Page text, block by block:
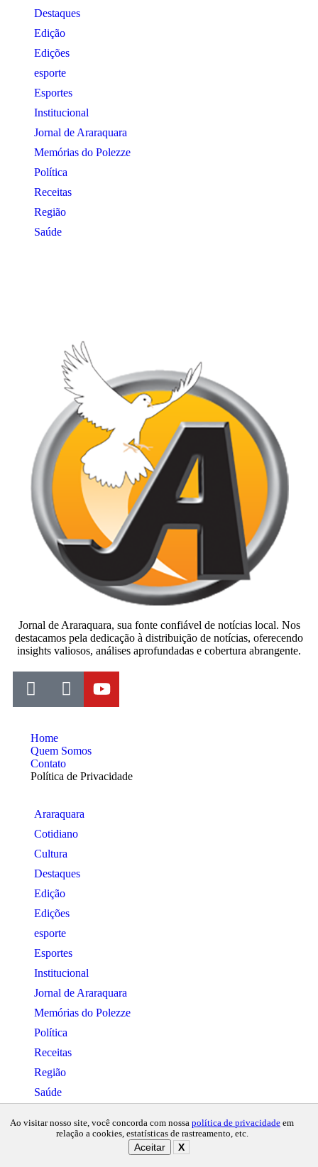
Destaques
Edição
Edições
esporte
Esportes
Institucional
Jornal de Araraquara
Memórias do Polezze
Política
Receitas
Região
Saúde
Jornal de Araraquara, sua fonte confiável de notícias local. Nos
destacamos pela dedicação à distribuição de notícias, oferecendo
insights valiosos, análises aprofundadas e cobertura abrangente.
Home
Quem Somos
Contato
Política de Privacidade
Araraquara
Cotidiano
Cultura
Destaques
Edição
Edições
esporte
Esportes
Institucional
Jornal de Araraquara
Memórias do Polezze
Política
Receitas
Região
Saúde
reservados. Desenvolvido por Connect
Web Marketing.
Ao visitar nosso site, você concorda com nossa política de privacidade em
relação a cookies, estatísticas de rastreamento, etc.
Aceitar X